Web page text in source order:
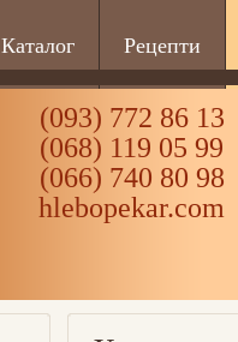
Каталог Рецепти
(093) 772 86 13
(068) 119 05 99
(066) 740 80 98
hlebopekar.com